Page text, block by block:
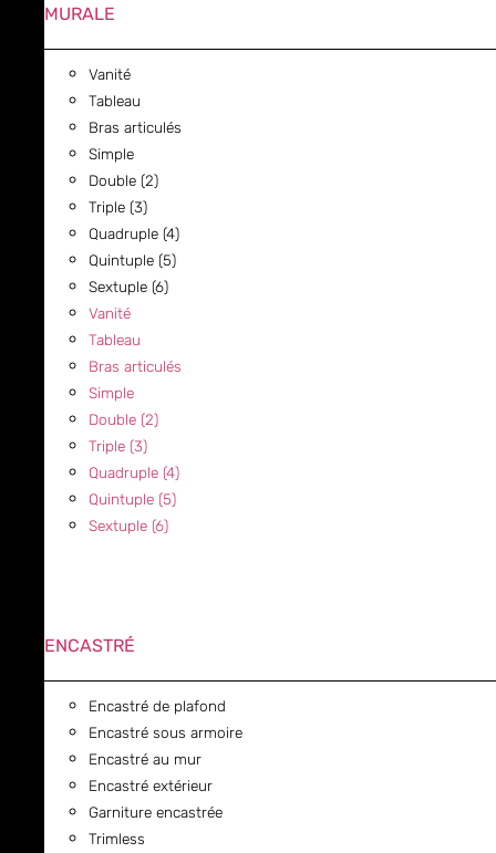
MURALE
Vanité
Tableau
Bras articulés
Simple
Double (2)
Triple (3)
Quadruple (4)
Quintuple (5)
Sextuple (6)
Vanité
Tableau
Bras articulés
Simple
Double (2)
Triple (3)
Quadruple (4)
Quintuple (5)
Sextuple (6)
ENCASTRÉ
Encastré de plafond
Encastré sous armoire
Encastré au mur
Encastré extérieur
Garniture encastrée
Trimless